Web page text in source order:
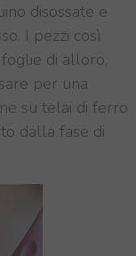
disossate e
I pezzi così
di alloro,
per una
su telai di ferro
dalla fase di